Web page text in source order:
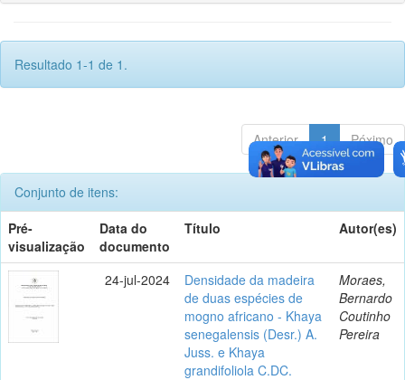
Resultado 1-1 de 1.
Anterior 1 Póximo
Conjunto de itens:
Pré-
visualização
Data do
documento
Título Autor(es)
24-jul-2024
Densidade da madeira
de duas espécies de
mogno africano - Khaya
senegalensis (Desr.) A.
Juss. e Khaya
grandifoliola C.DC.
Moraes,
Bernardo
Coutinho
Pereira